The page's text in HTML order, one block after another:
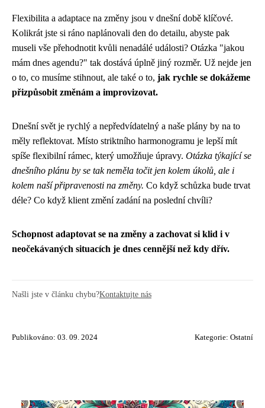
Flexibilita a adaptace na změny jsou v dnešní době klíčové.
Kolikrát jste si ráno naplánovali den do detailu, abyste pak
museli vše přehodnotit kvůli nenadálé události? Otázka "jakou
mám dnes agendu?" tak dostává úplně jiný rozměr. Už nejde jen
o to, co musíme stihnout, ale také o to, jak rychle se dokážeme
přizpůsobit změnám a improvizovat.
Dnešní svět je rychlý a nepředvídatelný a naše plány by na to
měly reflektovat. Místo striktního harmonogramu je lepší mít
spíše flexibilní rámec, který umožňuje úpravy. Otázka týkající se
dnešního plánu by se tak neměla točit jen kolem úkolů, ale i
kolem naší připravenosti na změny. Co když schůzka bude trvat
déle? Co když klient změní zadání na poslední chvíli?
Schopnost adaptovat se na změny a zachovat si klid i v
neočekávaných situacích je dnes cennější než kdy dřív.
Našli jste v článku chybu?Kontaktujte nás
Publikováno: 03. 09. 2024 Kategorie: Ostatní